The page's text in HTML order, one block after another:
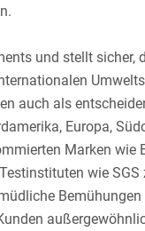
und stellt
auch als
Europa,
Marken
wie